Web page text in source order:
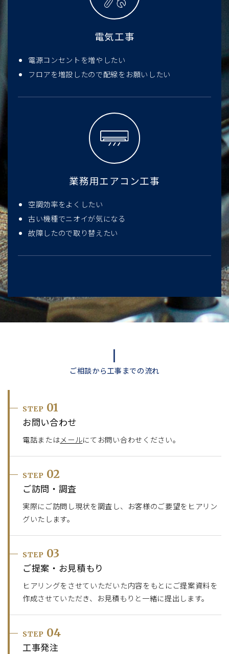
電気工事
電源コンセントを増やしたい
フロアを増設したので配線をお願いしたい
業務用エアコン工事
空調効率をよくしたい
古い機種でニオイが気になる
故障したので取り替えたい
ご相談から工事までの流れ
STEP 01
お問い合わせ
電話またはメールにてお問い合わせください。
STEP 02
ご訪問・調査
実際にご訪問し現状を調査し、お客様のご要望をヒアリン
グいたします。
STEP 03
ご提案・お見積もり
ヒアリングをさせていただいた内容をもとにご提案資料を
作成させていただき、お見積もりと一緒に提出します。
STEP 04
工事発注